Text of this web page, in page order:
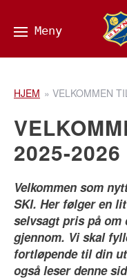
HJEM » VELKOMMEN
2025-2026
Velkommen som
SKI. Her følger en
selvsagt pris på om
gjennom. Vi skal
fortløpende til din
også leser denne